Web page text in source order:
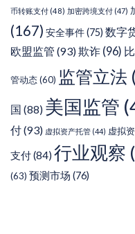
币转账支付 (48) 加密跨境支付 (47)
(167) 安全事件(75) 数字
欧盟监管 (93)欺诈 (96)
管动态(60) 监管立法
国 (88) 美国监管
付(93) 虚拟资产托管 (44) 虚拟
支付(84) 行业观察
(63) 预测市场 (76)